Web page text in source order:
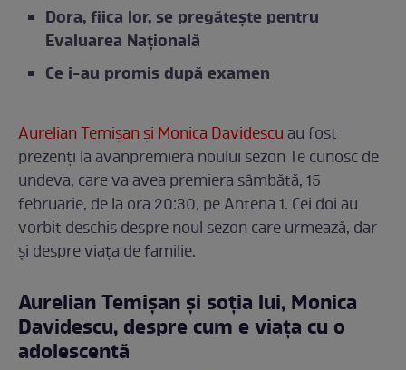
Dora, fiica lor, se pregătește pentru
Evaluarea Națională
Ce i-au promis după examen
Aurelian Temișan și Monica Davidescuau fost
prezenți la avanpremiera noului sezon Te cunosc de
undeva, care va avea premiera sâmbătă, 15
februarie, de la ora 20:30, pe Antena 1. Cei doi au
vorbit deschis despre noul sezon care urmează, dar
și despre viața de familie.
Aurelian Temișan și soția lui, Monica
Davidescu, despre cum e viața cu o
adolescentă